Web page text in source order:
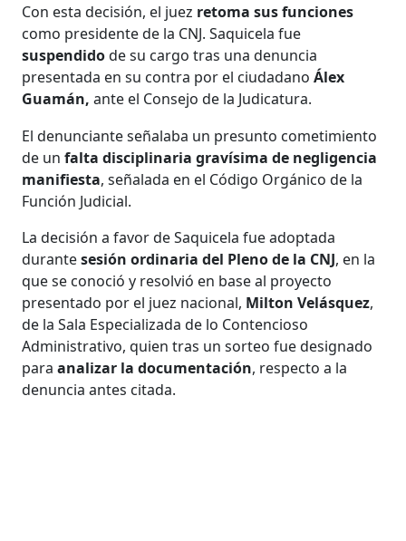
Con esta decisión, el juez retoma sus funciones
como presidente de la CNJ. Saquicela fue
suspendidode su cargo tras una denuncia
presentada en su contra por el ciudadanoÁlex
Guamán, ante el Consejo de la Judicatura.
El denunciante señalaba un presunto cometimiento
de un falta disciplinaria gravísima de negligencia
manifiesta, señalada en el Código Orgánico de la
Función Judicial.
La decisión a favor de Saquicela fue adoptada
durantesesión ordinaria del Pleno de la CNJ, en la
que se conoció y resolvió en base al proyecto
presentado por el juez nacional, Milton Velásquez,
de la Sala Especializada de lo Contencioso
Administrativo, quien tras un sorteo fue designado
paraanalizar la documentación, respecto a la
denuncia antes citada.